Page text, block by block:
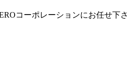
コーポレーションにお任せ下さ